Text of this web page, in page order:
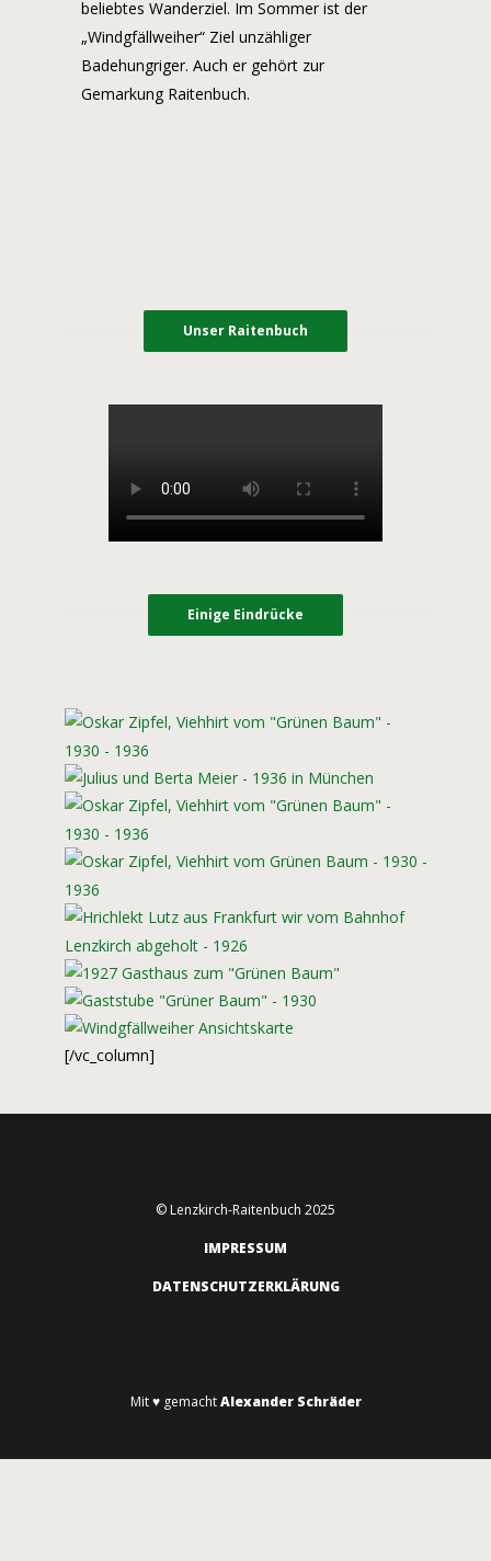
beliebtes Wanderziel. Im Sommer ist der
„Windgfällweiher“ Ziel unzähliger
Badehungriger. Auch er gehört zur
Gemarkung Raitenbuch.
Unser Raitenbuch
Einige Eindrücke
[/vc_column]
© Lenzkirch-Raitenbuch 2025
IMPRESSUM
DATENSCHUTZERKLÄRUNG
Mit ♥ gemachtAlexander Schräder